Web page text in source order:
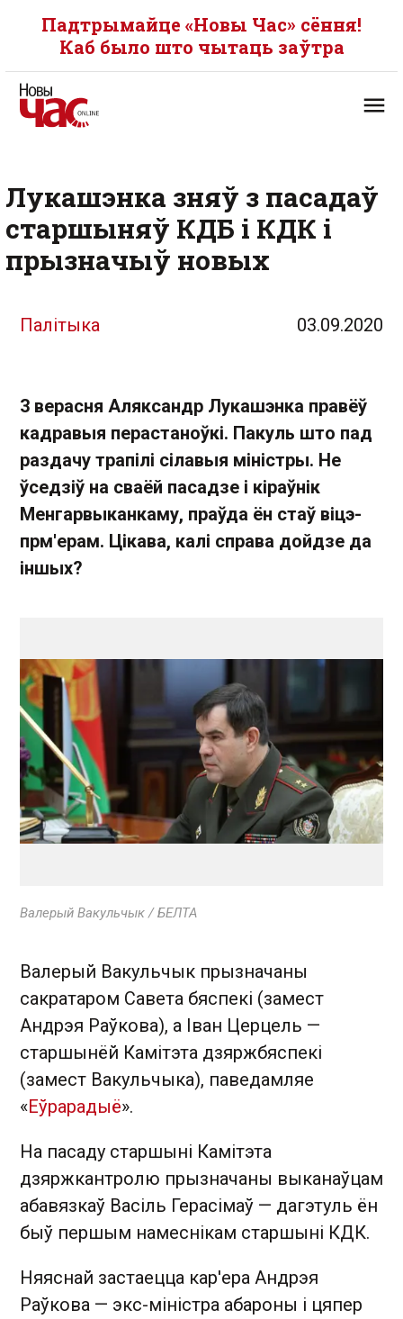
Падтрымайце «Новы Час» сёння!
Каб было што чытаць заўтра
Лукашэнка зняў з пасадаў
старшыняў КДБ і КДК і
прызначыў новых
Палітыка 03.09.2020
3 верасня Аляксандр Лукашэнка правёў
кадравыя перастаноўкі. Пакуль што пад
раздачу трапілі сілавыя міністры. Не
ўседзіў на сваёй пасадзе і кіраўнік
Менгарвыканкаму, праўда ён стаў віцэ-
прм'ерам. Цікава, калі справа дойдзе да
іншых?
Валерый Вакульчык / БЕЛТА
Валерый Вакульчык прызначаны
сакратаром Савета бяспекі (замест
Андрэя Раўкова), а Іван Церцель —
старшынёй Камітэта дзяржбяспекі
(замест Вакульчыка), паведамляе
«Еўрарадыё».
На пасаду старшыні Камітэта
дзяржкантролю прызначаны выканаўцам
абавязкаў Васіль Герасімаў — дагэтуль ён
быў першым намеснікам старшыні КДК.
Няяснай застаецца кар'ера Андрэя
Раўкова — экс-міністра абароны і цяпер